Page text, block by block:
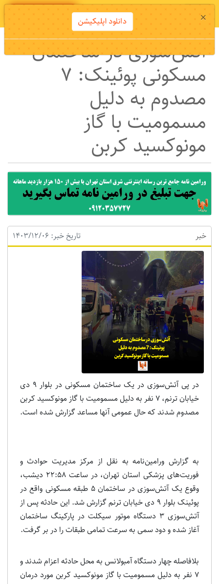
دانلود اپلیکیشن
آتش‌سوزی در ساختمان
مسکونی پوئینک: 7
مصدوم به دلیل
مسمومیت با گاز
مونوکسید کربن
خبر تاریخ خبر: 1403/12/06
در پی آتش‌سوزی در یک ساختمان مسکونی در بلوار 9 دی
خیابان ترنم، 7 نفر به دلیل مسمومیت با گاز مونوکسید کربن
مصدوم شدند که حال عمومی آنها مساعد گزارش شده است.
به گزارش ورامین‌نامه به نقل از مرکز مدیریت حوادث و
فوریت‌های پزشکی استان تهران، در ساعت 22:58 دیشب،
وقوع یک آتش‌سوزی در ساختمان 5 طبقه مسکونی واقع در
پوئینک بلوار 9 دی خیابان ترنم گزارش شد. این حادثه پس از
آتش‌سوزی 3 دستگاه موتور سیکلت در پارکینگ ساختمان
آغاز شده و دود سمی به سرعت تمامی طبقات را در بر گرفت.
بلافاصله چهار دستگاه آمبولانس به محل حادثه اعزام شدند و
7 نفر به دلیل مسمومیت با گاز مونوکسید کربن مورد درمان
× دانلود اپلیکیشن